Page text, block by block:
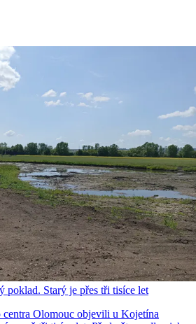
poklad. Starý je přes tři tisíce let
Olomouc objevili u Kojetína